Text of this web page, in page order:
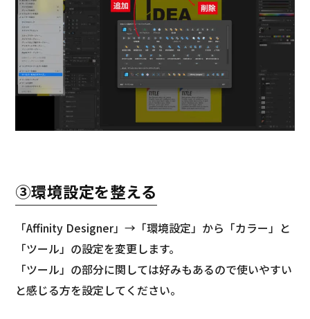
③環境設定を整える
「Affinity Designer」→「環境設定」から「カラー」と
「ツール」の設定を変更します。
「ツール」の部分に関しては好みもあるので使いやすい
と感じる方を設定してください。